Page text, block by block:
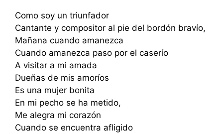
Como soy un triunfador
Cantante y compositor al pie del bordón bravío,
Mañana cuando amanezca
Cuando amanezca paso por el caserío
A visitar a mi amada
Dueñas de mis amoríos
Es una mujer bonita
En mi pecho se ha metido,
Me alegra mi corazón
Cuando se encuentra afligido